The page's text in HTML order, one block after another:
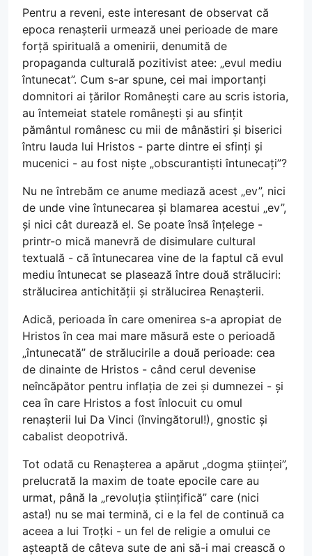
Pentru a reveni, este interesant de observat că
epoca renașterii urmează unei perioade de mare
forță spirituală a omenirii, denumită de
propaganda culturală pozitivist atee: „evul mediu
întunecat”. Cum s-ar spune, cei mai importanți
domnitori ai țărilor Românești care au scris istoria,
au întemeiat statele românești și au sfințit
pământul românesc cu mii de mânăstiri și biserici
întru lauda lui Hristos - parte dintre ei sfinți și
mucenici - au fost niște „obscurantiști întunecați”?
Nu ne întrebăm ce anume mediază acest „ev”, nici
de unde vine întunecarea și blamarea acestui „ev”,
și nici cât durează el. Se poate însă înțelege -
printr-o mică manevră de disimulare cultural
textuală - că întunecarea vine de la faptul că evul
mediu întunecat se plasează între două străluciri:
strălucirea antichității și strălucirea Renașterii.
Adică, perioada în care omenirea s-a apropiat de
Hristos în cea mai mare măsură este o perioadă
„întunecată” de strălucirile a două perioade: cea
de dinainte de Hristos - când cerul devenise
neîncăpător pentru inflația de zei și dumnezei - și
cea în care Hristos a fost înlocuit cu omul
renașterii lui Da Vinci (învingătorul!), gnostic și
cabalist deopotrivă.
Tot odată cu Renașterea a apărut „dogma științei”,
prelucrată la maxim de toate epocile care au
urmat, până la „revoluția științifică” care (nici
asta!) nu se mai termină, ci e la fel de continuă ca
aceea a lui Troțki - un fel de religie a omului ce
așteaptă de câteva sute de ani să-i mai crească o